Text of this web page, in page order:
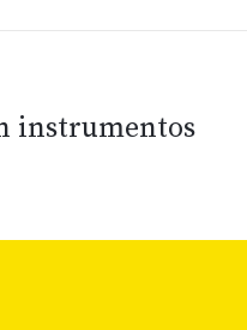
instrumentos